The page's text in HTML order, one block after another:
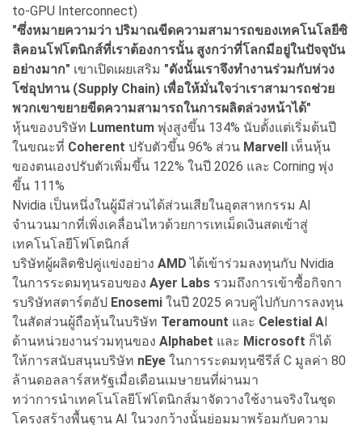
to-GPU Interconnect)
"ซึ่งหมายความว่า ปริมาณขีดความสามารถของเทคโนโลยีซิ
ลิคอนโฟโตนิกส์ที่เราต้องการนั้น สูงกว่าที่โลกมีอยู่ในปัจจุบัน
อย่างมาก" เขาเปิดเผยเสริม "ดังนั้นเราจึงทำงานร่วมกับห่วง
โซ่อุปทาน (Supply Chain) เพื่อให้มั่นใจว่าเราสามารถช่วย
พวกเขาขยายขีดความสามารถในการผลิตล่วงหน้าได้"
หุ้นของบริษัท Lumentum พุ่งสูงขึ้น 134% นับตั้งแต่เริ่มต้นปี
ในขณะที่ Coherent ปรับตัวขึ้น 96% ส่วน Marvell เห็นหุ้น
ของตนเองปรับตัวเพิ่มขึ้น 122% ในปี 2026 และ Corning พุ่ง
ขึ้น 111%
Nvidia เป็นหนึ่งในผู้มีส่วนได้ส่วนเสียในอุตสาหกรรม AI
จำนวนมากที่เพิ่งเคลื่อนไหวด้วยการเทเม็ดเงินสดเข้าสู่
เทคโนโลยีโฟโตนิกส์
บริษัทผู้ผลิตชิปคู่แข่งอย่าง AMDได้เข้าร่วมลงทุนกับ Nvidia
ในการระดมทุนรอบของ Ayer Labs รวมถึงการเข้าซื้อกิจกา
รบริษัทสตาร์ตอัป Enosemi ในปี 2025 ควบคู่ไปกับการลงทุน
ในสัดส่วนผู้ถือหุ้นในบริษัท Teramount และ Celestial AI
ด้านหน่วยงานร่วมทุนของ Alphabet และ Microsoft ก็ได้
ให้การสนับสนุนบริษัท nEye ในการระดมทุนซีรีส์ C มูลค่า 80
ล้านดอลลาร์สหรัฐเมื่อเดือนเมษายนที่ผ่านมา
ทว่าการนำเทคโนโลยีโฟโตนิกส์มาจัดวางใช้งานจริงในชุด
โครงสร้างพื้นฐาน AI ในวงกว้างนั้นย่อมมาพร้อมกับความ